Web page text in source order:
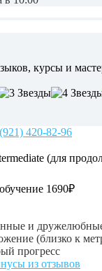
курсы и
420-82-96
(для
1690₽
и
(близко к
прогресс
из отзывов